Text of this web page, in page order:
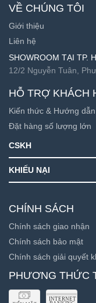
VỀ CHÚNG TÔI
Giới thiệu
Liên hệ
SHOWROOM TẠI TP.
12/2 Nguyễn Tuân,
CHÍNH SÁCH
Chính sách giao nhận
Chính sách bảo mật
Chính sách giải quyết
PHƯƠNG THỨC
HỖ TRỢ KHÁCH
Kiến thức & Hướng dẫn
Đặt hàng số lượng lớn
CSKH
KHIẾU NẠI